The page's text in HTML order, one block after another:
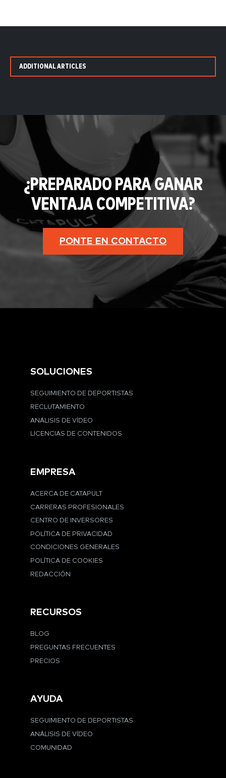
ADDITIONAL ARTICLES
¿PREPARADO PARA GANAR
VENTAJA COMPETITIVA?
PONTE EN CONTACTO
SOLUCIONES
SEGUIMIENTO DE DEPORTISTAS
RECLUTAMIENTO
ANÁLISIS DE VÍDEO
LICENCIAS DE CONTENIDOS
EMPRESA
ACERCA DE CATAPULT
CARRERAS PROFESIONALES
CENTRO DE INVERSORES
POLÍTICA DE PRIVACIDAD
CONDICIONES GENERALES
POLÍTICA DE COOKIES
REDACCIÓN
RECURSOS
BLOG
PREGUNTAS FRECUENTES
PRECIOS
AYUDA
SEGUIMIENTO DE DEPORTISTAS
ANÁLISIS DE VÍDEO
COMUNIDAD